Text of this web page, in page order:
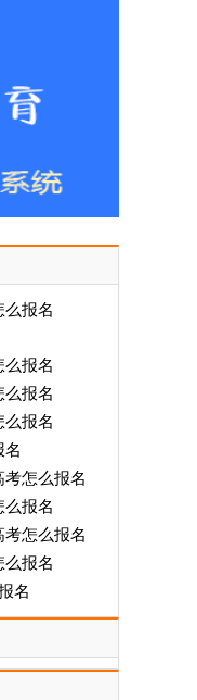
么报名
么报名
报名
报名
名
怎么报名
报名
怎么报名
报名
名